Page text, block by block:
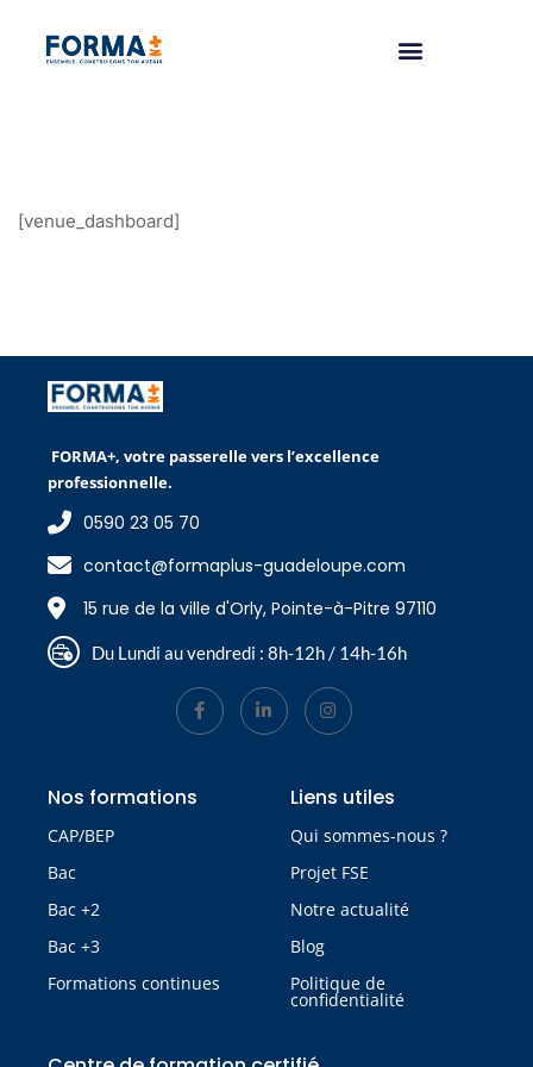
[venue_dashboard]
FORMA+, votre passerelle vers l’excellence
professionnelle.
0590 23 05 70
contact@formaplus-guadeloupe.com
15 rue de la ville d'Orly, Pointe-à-Pitre 97110
Du Lundi au vendredi : 8h-12h / 14h-16h
Nos formations
CAP/BEP
Bac
Bac +2
Bac +3
Formations continues
Liens utiles
Qui sommes-nous ?
Projet FSE
Notre actualité
Blog
Politique de
confidentialité